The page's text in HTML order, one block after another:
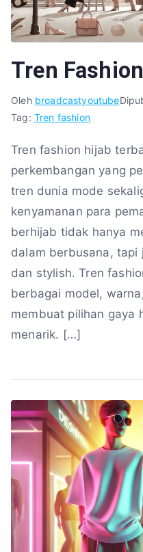
Tren
Oleh broadcastyoutube
Tag: Tren fashion
Tren fashion hijab
perkembangan yang
tren dunia mode
kenyamanan para
berhijab tidak hanya
dalam berbusana, tapi
dan stylish. Tren
berbagai model,
membuat pilihan gaya
menarik. […]